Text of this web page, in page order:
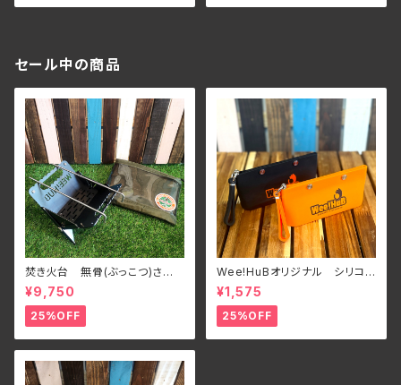
セール中の商品
焚き火台 無骨(ぶっこつ)さ
ん フルセット
¥9,750
25%OFF
Wee!HuBオリジナル シリコン
ポーチ
¥1,575
25%OFF